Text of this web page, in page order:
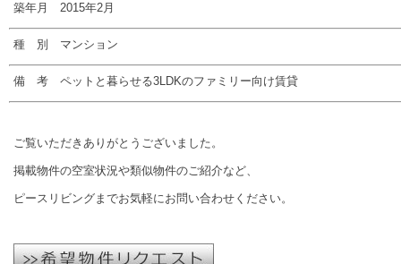
築年月 2015年2月
種 別 マンション
備 考 ペットと暮らせる3LDKのファミリー向け賃貸
ご覧いただきありがとうございました。
掲載物件の空室状況や類似物件のご紹介など、
ピースリビングまでお気軽にお問い合わせください。